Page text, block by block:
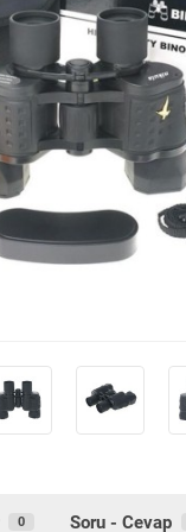
0 Soru - Cevap